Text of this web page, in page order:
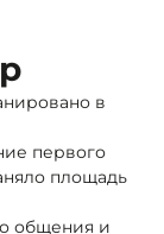
в
первого
площадь
общения и